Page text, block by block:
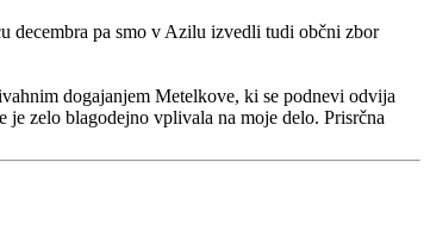
decembra pa smo v Azilu izvedli tudi občni zbor
dogajanjem Metelkove, ki se podnevi odvija
zelo blagodejno vplivala na moje delo. Prisrčna